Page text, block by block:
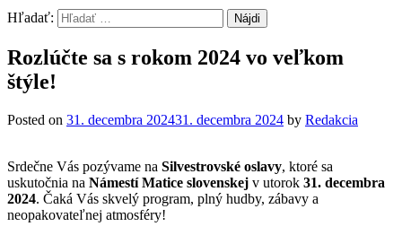
Hľadať:
Rozlúčte sa s rokom 2024 vo veľkom
štýle!
Posted on 31. decembra 202431. decembra 2024 by Redakcia
Srdečne Vás pozývame na Silvestrovské oslavy, ktoré sa
uskutočnia na Námestí Matice slovenskej v utorok 31. decembra
2024. Čaká Vás skvelý program, plný hudby, zábavy a
neopakovateľnej atmosféry!